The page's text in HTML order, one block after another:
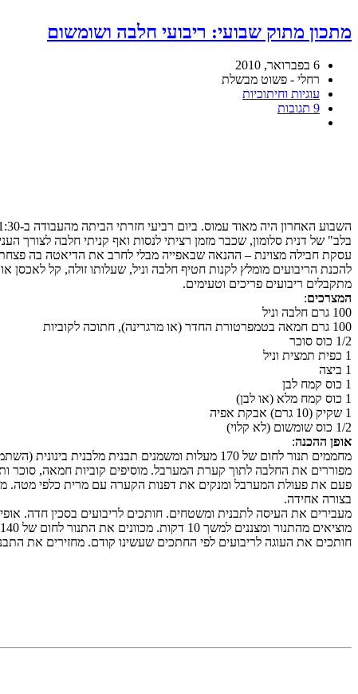
מתכון מתוק שבועי: ריבועי חלבה ושומשום
6 בפברואר, 2010
רחלי - פשוט מבשלת
עוגיות וחיתוכיות
9 תגובות
בלב" של דנית סלומון, שכבר מזמן רציתי לנסות ואף קניתי חלבה לצורך
עסקת חבילה מצוינת – ההנאה שבאפייה מבלי לחרב את הדיאטה בה
להכנת הריבועים מומלץ לקנות חטיף חלבה וניל, שעלותו זולה, קל לאכסן אותו, ומשקלו 100 גרם – בדיוק כמה
מתקבלים ריבועים פריכים וטעימים.
המצרכים:
100 גרם חלבה וניל
100 גרם חמאה בטמפרטורת החדר (או מרגרינה), חתוכה לקוביות
1/2 כוס סוכר
1 כפית תמצית וניל
1 ביצה
1 כוס קמח לבן
1 כוס קמח מלא (או לבן)
1 שקיק (10 גרם) אבקת אפיה
1/2 כוס שומשום (לא קלוי)
אופן ההכנה:
מחממים תנור לחום של 170 מעלות ומשמנים תבנית מלבנית בינונית (השתמשתי בחד פעמית).
מפוררים את החלבה לתוך קערת המערבל. מוסיפים קוביות חמאה, סוכר
פעם את פעולת המערבל ומנקים את דפנות הקערה עם מרית כלפי מטה.
בצורה אחידה.
מעבירים את העיסה לתבנית ומשטחים. חותכים לריבועים בסכין חדה. אופים 25 דקות או עד שפני העוגה מזהיבים מעט ומרכזה יציב
מוציאים מהתנור ומצננים למשך 10 דקות. מכוונים את התנור לחום של 140 מעלות.
חותכים את העוגה לריבועים לפי החתכים שעשינו קודם. מחזירים את התבנית לתנור ואופים 25 דקות נוספות. מוציאים